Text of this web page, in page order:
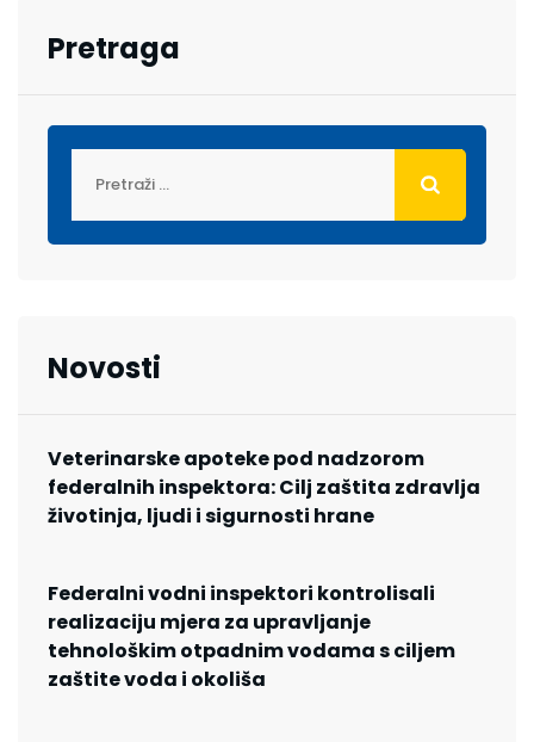
Pretraga
Novosti
Veterinarske apoteke pod nadzorom
federalnih inspektora: Cilj zaštita zdravlja
životinja, ljudi i sigurnosti hrane
Federalni vodni inspektori kontrolisali
realizaciju mjera za upravljanje
tehnološkim otpadnim vodama s ciljem
zaštite voda i okoliša